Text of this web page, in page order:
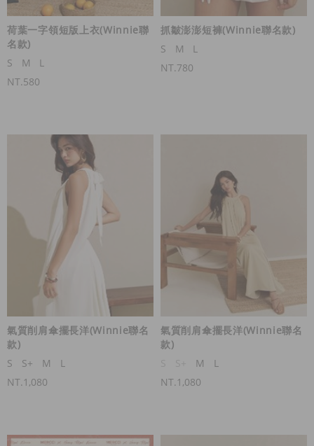
荷葉一字領短版上衣(Winnie聯
名款)
S
M
L
NT.580
抓皺澎澎短褲(Winnie聯名款)
S
M
L
NT.780
氣質削肩傘擺長洋(Winnie聯名
款)
S
S+ M
L
NT.1,080
氣質削肩傘擺長洋(Winnie聯名
款)
M
L
NT.1,080